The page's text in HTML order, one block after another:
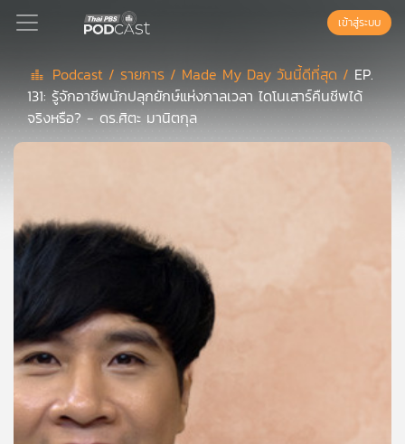
Podcast
สต์
แนะนำ
เพล
ลิ
สต์
ของ
คุณ
เข้าสู่ระบบ
Podcast / รายการ / Made My Day วันนี้ดีที่สุด / EP.
131: รู้จักอาชีพนักปลุกยักษ์แห่งกาลเวลา ไดโนเสาร์คืนชีพได้
จริงหรือ? - ดร.ศิตะ มานิตกุล